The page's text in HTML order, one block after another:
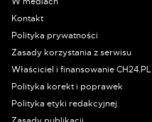
W mediach
Kontakt
Polityka prywatności
Zasady korzystania z serwisu
Właściciel i finansowanie CH24.PL
Polityka korekt i poprawek
Polityka etyki redakcyjnej